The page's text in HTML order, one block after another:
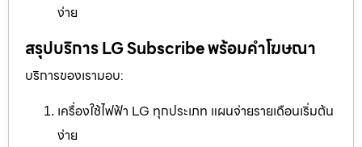
ง่าย
สรุปบริการ LG Subscribe พร้อมคำโฆษณา
บริการของเรามอบ:
เครื่องใช้ไฟฟ้า LG ทุกประเภท แผนจ่ายรายเดือนเริ่มต้น
ง่าย